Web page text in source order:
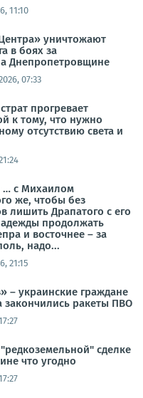
11:10
уничтожают
в боях за
Днепропетровщине
07:33
прогревает
к тому, что нужно
отсутствию света и
с Михаилом
же, чтобы без
лишить Драпатого с его
продолжать
и восточнее – за
надо...
21:15
– украинские граждане
закончились ракеты ПВО
сделке
что угодно